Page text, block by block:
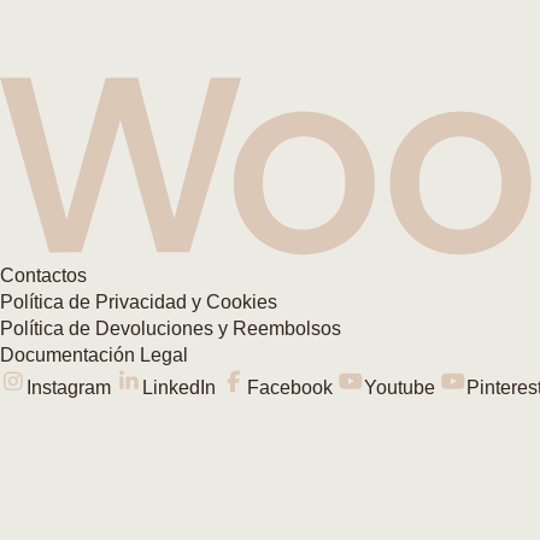
Contactos
Política de Privacidad y Cookies
Política de Devoluciones y Reembolsos
Documentación Legal
Instagram
LinkedIn Facebook Youtube